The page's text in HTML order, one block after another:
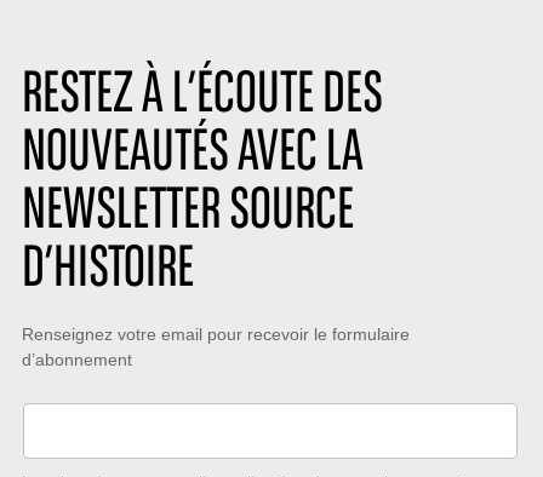
RESTEZ À L’ÉCOUTE DES
NOUVEAUTÉS AVEC LA
NEWSLETTER SOURCE
D’HISTOIRE
Restez
à
l’écoute
Renseignez votre email pour recevoir le formulaire
d’abonnement